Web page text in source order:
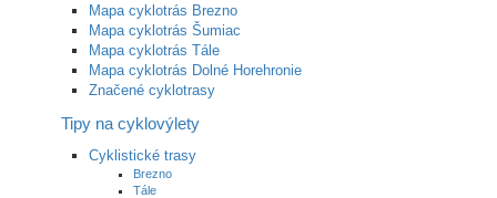
Mapa cyklotrás Brezno
Mapa cyklotrás Šumiac
Mapa cyklotrás Tále
Mapa cyklotrás Dolné Horehronie
Značené cyklotrasy
Tipy na cyklovýlety
Cyklistické trasy
Brezno
Tále